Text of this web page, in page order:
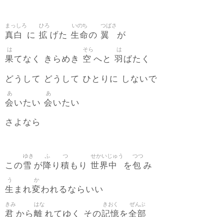
真白
まっしろ
に 拡
ひろ
げた 生命
いのち
の 翼
つばさ
が
果
は
てなく きらめき 空
そら
へと 羽
は
ばたく
どうして どうして ひとりに しないで
会
あ
いたい 会
あ
いたい
さよなら
この雪
ゆき
が降
ふ
り 積
つ
もり 世界中
せかいじゅう
を包
つつ
み
生
う
まれ変
か
われるならいい
君
きみ
から離
はな
れてゆく その記憶
きおく
を全部
ぜんぶ